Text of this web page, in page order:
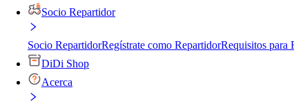
Socio Repartidor
Socio RepartidorRegístrate como RepartidorRequisitos para
DiDi Shop
Acerca